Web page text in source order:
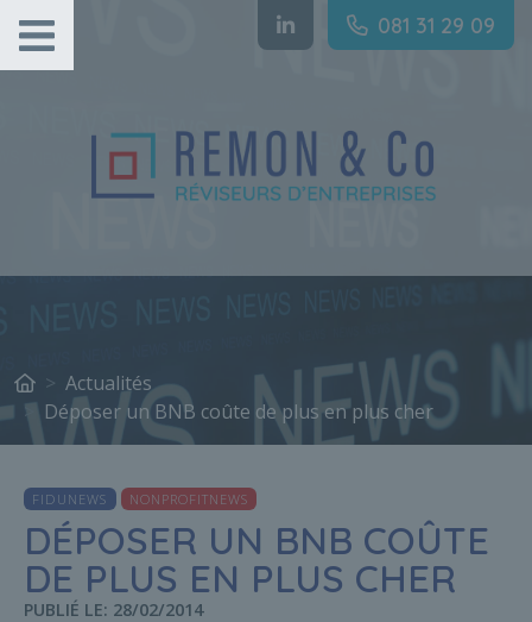
081 31 29 09
Actualités
Déposer un BNB coûte de plus en plus cher
FIDUNEWS NONPROFITNEWS
DÉPOSER UN BNB COÛTE
DE PLUS EN PLUS CHER
PUBLIÉ LE: 28/02/2014
Gestion des cookies